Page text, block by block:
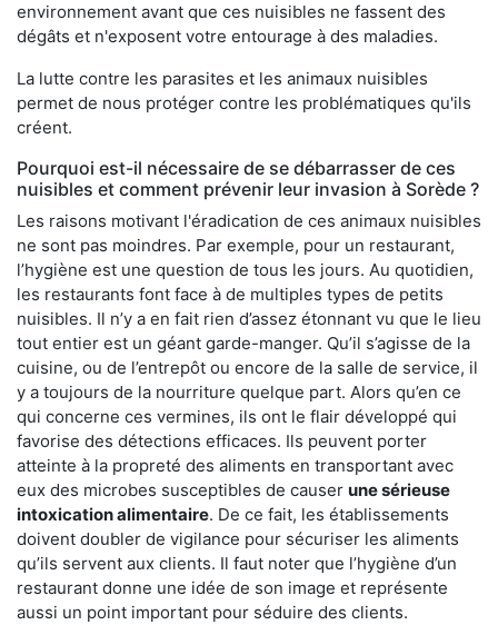
environnement avant que ces nuisibles ne fassent des
dégâts et n'exposent votre entourage à des maladies.
La lutte contre les parasites et les animaux nuisibles
permet de nous protéger contre les problématiques qu'ils
créent.
Pourquoi est-il nécessaire de se débarrasser de ces
nuisibles et comment prévenir leur invasion à Sorède ?
Les raisons motivant l'éradication de ces animaux nuisibles
ne sont pas moindres. Par exemple, pour un restaurant,
l’hygiène est une question de tous les jours. Au quotidien,
les restaurants font face à de multiples types de petits
nuisibles. Il n’y a en fait rien d’assez étonnant vu que le lieu
tout entier est un géant garde-manger. Qu’il s’agisse de la
cuisine, ou de l’entrepôt ou encore de la salle de service, il
y a toujours de la nourriture quelque part. Alors qu’en ce
qui concerne ces vermines, ils ont le flair développé qui
favorise des détections efficaces. Ils peuvent porter
atteinte à la propreté des aliments en transportant avec
eux des microbes susceptibles de causer une sérieuse
intoxication alimentaire. De ce fait, les établissements
doivent doubler de vigilance pour sécuriser les aliments
qu’ils servent aux clients. Il faut noter que l’hygiène d’un
restaurant donne une idée de son image et représente
aussi un point important pour séduire des clients.